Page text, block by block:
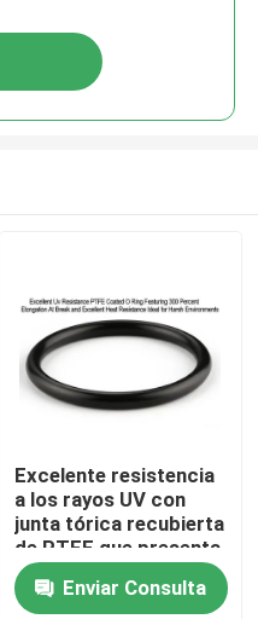
Excelente resistencia
a los rayos UV con
junta tórica recubierta
de PTFE que presenta
una elongación a la
rotura del 300 por
Enviar Consulta